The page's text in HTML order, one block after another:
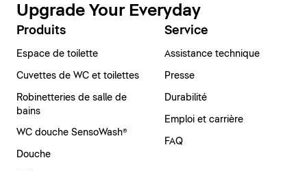
Upgrade Your Everyday
Produits
Espace de toilette
Cuvettes de WC et toilettes
Robinetteries de salle de
bains
WC douche SensoWash®
Douche
Service
Assistance technique
Presse
Durabilité
Emploi et carrière
FAQ